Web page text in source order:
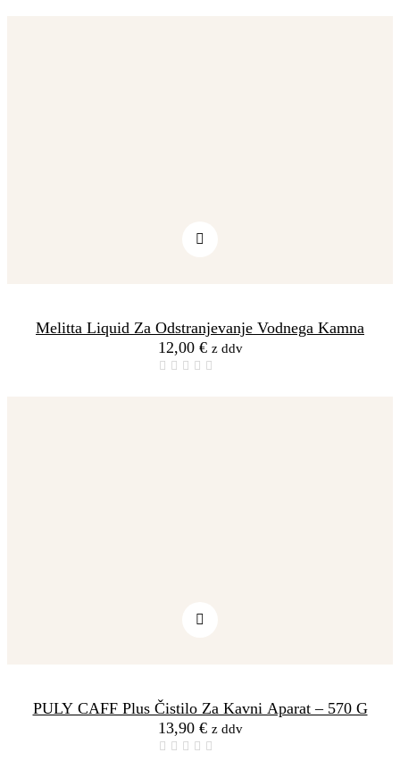
Melitta Liquid Za Odstranjevanje Vodnega Kamna
12,00 € z ddv
PULY CAFF Plus Čistilo Za Kavni Aparat – 570 G
13,90 € z ddv